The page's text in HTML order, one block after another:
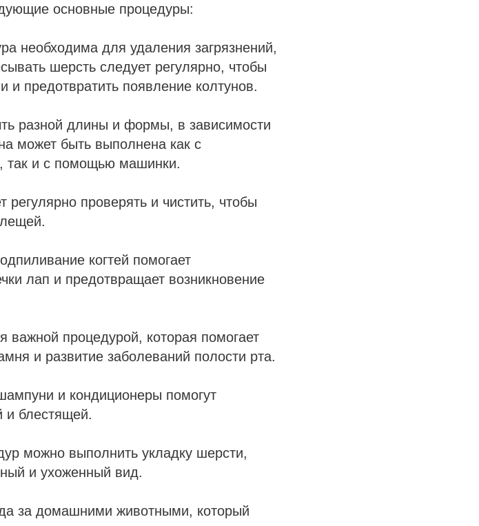
основные процедуры:
необходима для удаления загрязнений,
шерсть следует регулярно, чтобы
предотвратить появление колтунов.
разной длины и формы, в зависимости
может быть выполнена как с
так и с помощью машинки.
проверять и чистить, чтобы
когтей помогает
лап и предотвращает возникновение
важной процедурой, которая помогает
и развитие заболеваний полости рта.
и кондиционеры помогут
и блестящей.
можно выполнить укладку шерсти,
и ухоженный вид.
за домашними животными, который